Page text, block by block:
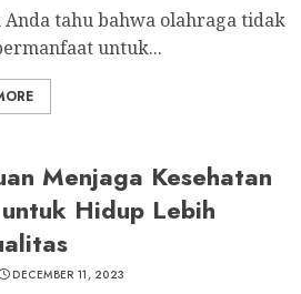
Anda tahu bahwa olahraga tidak
untuk...
Menjaga Kesehatan
Hidup Lebih
DECEMBER 11, 2023